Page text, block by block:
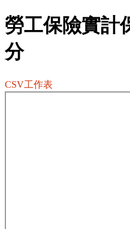
勞工保險實計
分
CSV工作表